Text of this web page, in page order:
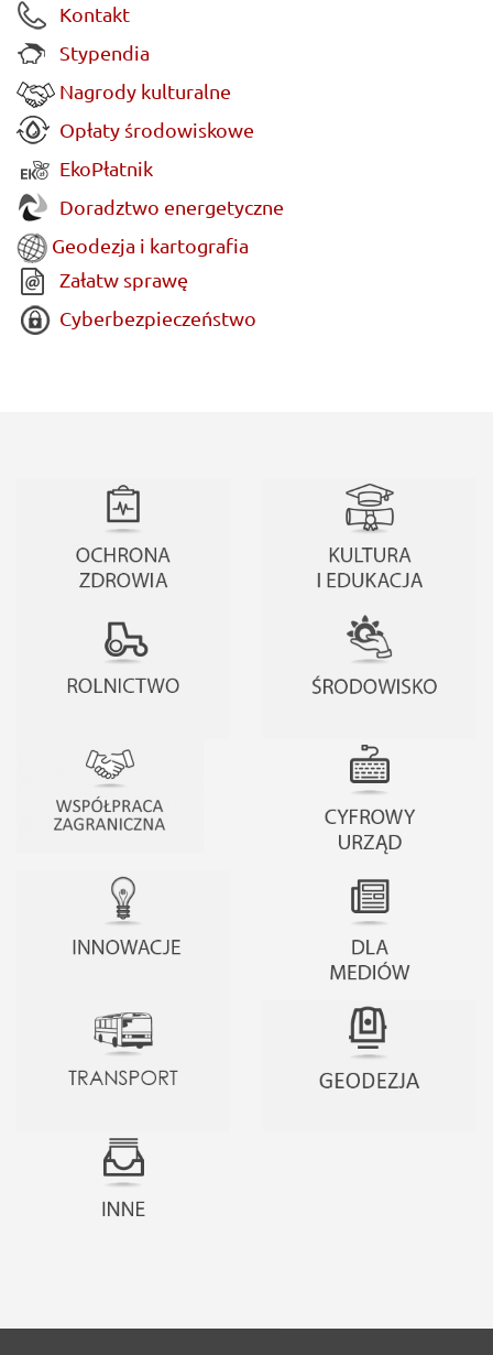
Kontakt
Stypendia
Nagrody kulturalne
Opłaty środowiskowe
EkoPłatnik
Doradztwo energetyczne
Geodezja i kartografia
Załatw sprawę
Cyberbezpieczeństwo